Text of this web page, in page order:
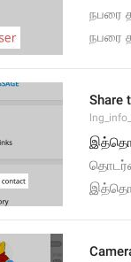
நபரை
நபரை
Share